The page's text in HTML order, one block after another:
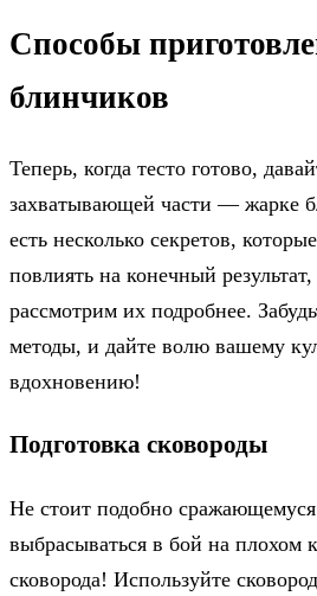
Способы
блинчиков
Теперь, когда тесто готово,
захватывающей части — жарке
есть несколько секретов,
повлиять на конечный
рассмотрим их подробнее.
методы, и дайте волю вашему
вдохновению!
Подготовка сковороды
Не стоит подобно
выбрасываться в бой на плохом
сковорода! Используйте